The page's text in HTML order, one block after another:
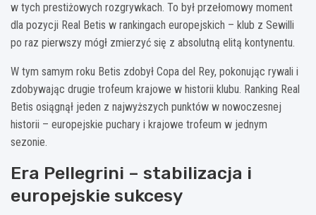
w tych prestiżowych rozgrywkach. To był przełomowy moment
dla pozycji Real Betis w rankingach europejskich – klub z Sewilli
po raz pierwszy mógł zmierzyć się z absolutną elitą kontynentu.
W tym samym roku Betis zdobył Copa del Rey, pokonując rywali i
zdobywając drugie trofeum krajowe w historii klubu. Ranking Real
Betis osiągnął jeden z najwyższych punktów w nowoczesnej
historii – europejskie puchary i krajowe trofeum w jednym
sezonie.
Era Pellegrini – stabilizacja i
europejskie sukcesy